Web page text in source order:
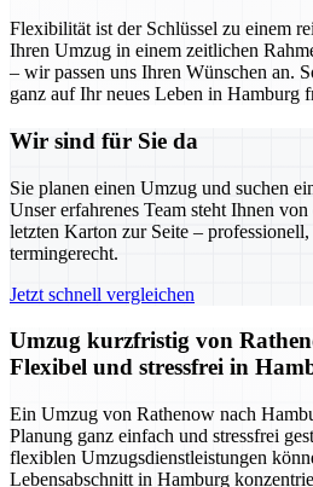
Flexibilität ist der Schlüssel zu einem
Ihren Umzug in einem zeitlichen
– wir passen uns Ihren Wünschen an.
ganz auf Ihr neues Leben in Hamburg
Wir sind für Sie da
Sie planen einen Umzug und suchen
Unser erfahrenes Team steht Ihnen
letzten Karton zur Seite – professionell,
termingerecht.
Jetzt schnell vergleichen
Umzug kurzfristig von
Flexibel und stressfrei in
Ein Umzug von Rathenow nach
Planung ganz einfach und stressfrei
flexiblen Umzugsdienstleistungen
Lebensabschnitt in Hamburg